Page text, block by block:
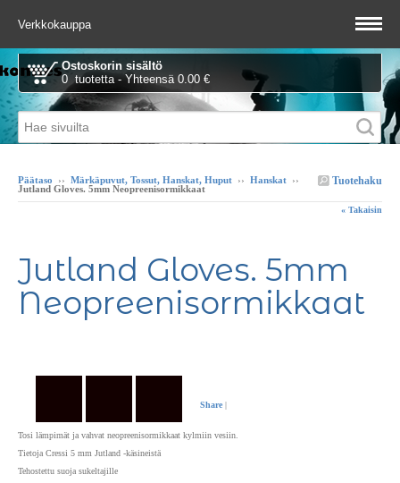
Verkkokauppa
Ostoskorin sisältö
0 tuotetta - Yhteensä 0.00 €
Tuotehaku
Päätaso ›› Märkäpuvut, Tossut, Hanskat, Huput ›› Hanskat ››
Jutland Gloves. 5mm Neopreenisormikkaat
« Takaisin
Jutland Gloves. 5mm
Neopreenisormikkaat
Share |
Tosi lämpimät ja vahvat neopreenisormikkaat kylmiin vesiin.
Tietoja Cressi 5 mm Jutland -käsineistä
Tehostettu suoja sukeltajille